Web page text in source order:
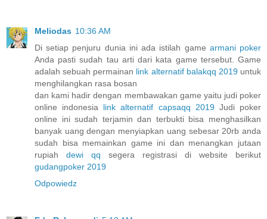
Meliodas 10:36 AM
Di setiap penjuru dunia ini ada istilah game armani poker
Anda pasti sudah tau arti dari kata game tersebut. Game
adalah sebuah permainan link alternatif balakqq 2019untuk
menghilangkan rasa bosan
dan kami hadir dengan membawakan game yaitu judi poker
online indonesia link alternatif capsaqq 2019Judi poker
online ini sudah terjamin dan terbukti bisa menghasilkan
banyak uang dengan menyiapkan uang sebesar 20rb anda
sudah bisa memainkan game ini dan menangkan jutaan
rupiah dewi qq segera registrasi di website berikut
gudangpoker 2019
Odpowiedz